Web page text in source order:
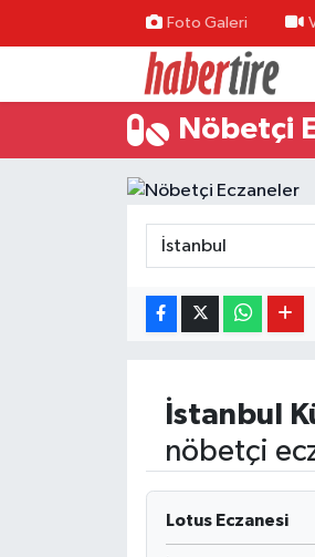
Foto Galeri
Nöbetçi
İstanbul
nöbetçi
Lotus Eczanesi
Tire Nöbetçi Eczaneler
Tire Hava Durumu
Tire Trafik Yoğunluk Haritası
Süper Lig Puan Durumu ve
Tüm Manşetler